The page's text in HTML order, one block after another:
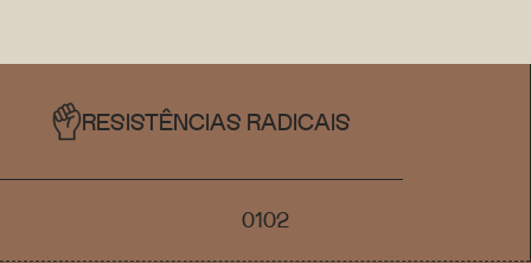
RESISTÊNCIAS RADICAIS
0102